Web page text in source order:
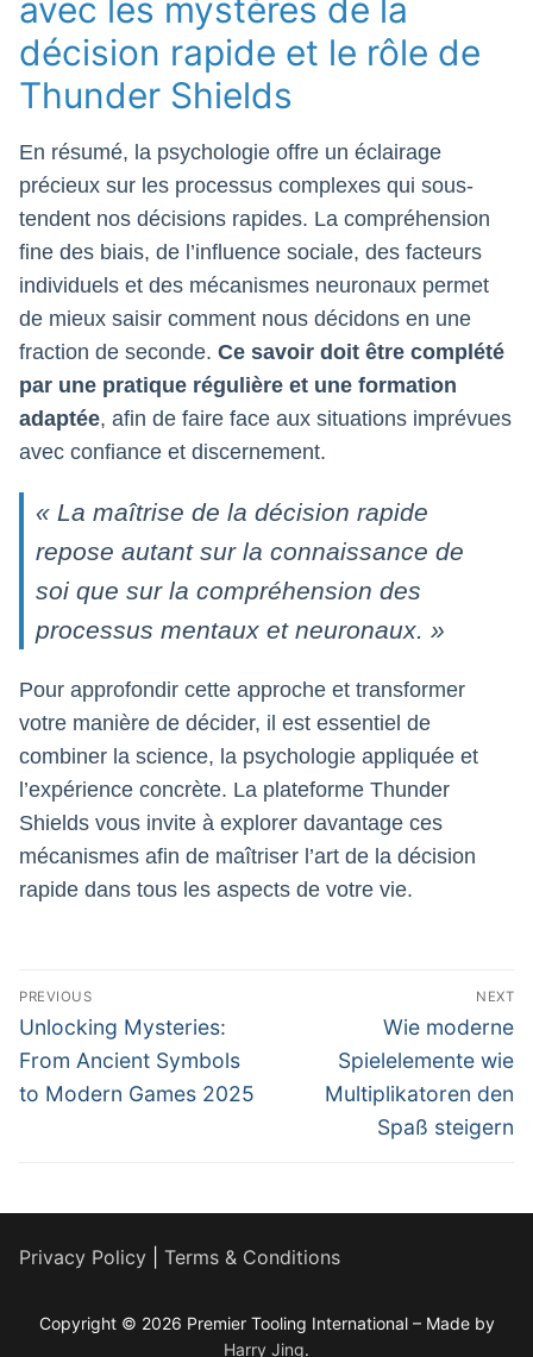
avec les mystères de la
décision rapide et le rôle de
Thunder Shields
En résumé, la psychologie offre un éclairage
précieux sur les processus complexes qui sous-
tendent nos décisions rapides. La compréhension
fine des biais, de l’influence sociale, des facteurs
individuels et des mécanismes neuronaux permet
de mieux saisir comment nous décidons en une
fraction de seconde. Ce savoir doit être complété
par une pratique régulière et une formation
adaptée, afin de faire face aux situations imprévues
avec confiance et discernement.
« La maîtrise de la décision rapide
repose autant sur la connaissance de
soi que sur la compréhension des
processus mentaux et neuronaux. »
Pour approfondir cette approche et transformer
votre manière de décider, il est essentiel de
combiner la science, la psychologie appliquée et
l’expérience concrète. La plateforme Thunder
Shields vous invite à explorer davantage ces
mécanismes afin de maîtriser l’art de la décision
rapide dans tous les aspects de votre vie.
Post
navigation
PREVIOUS
Previous
post:
Unlocking Mysteries:
From Ancient Symbols
to Modern Games 2025
NEXT
Next
post:
Wie moderne
Spielelemente wie
Multiplikatoren den
Spaß steigern
Privacy Policy Terms & Conditions
Copyright © 2026 Premier Tooling International – Made by
Harry Jing.